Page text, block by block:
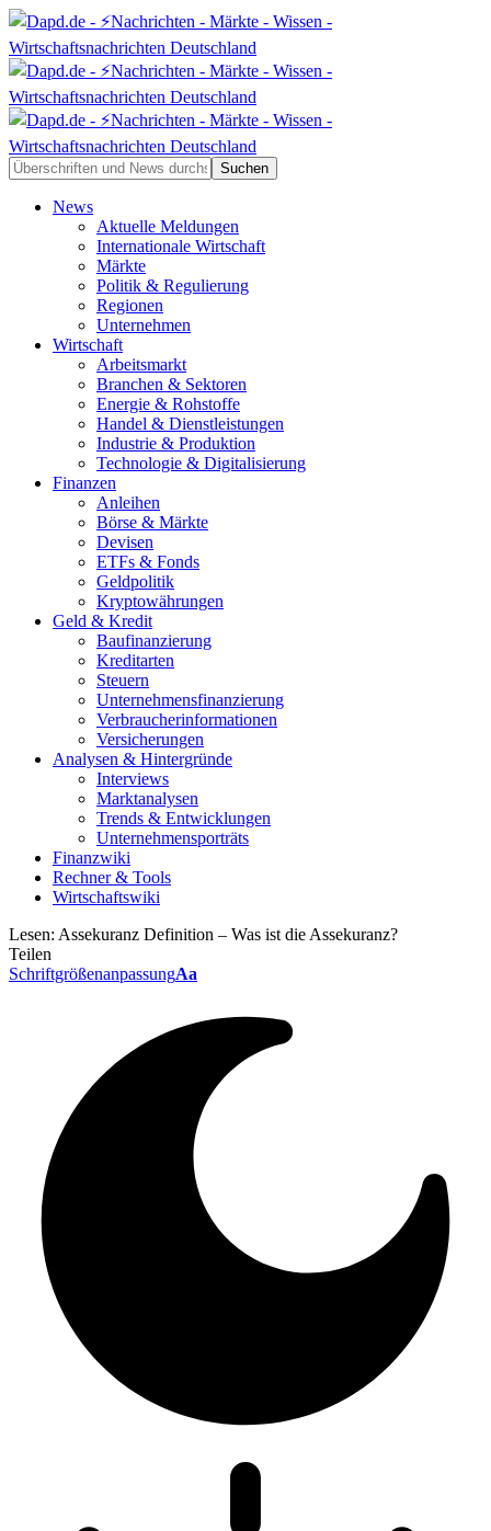
News
Aktuelle Meldungen
Internationale Wirtschaft
Märkte
Politik & Regulierung
Regionen
Unternehmen
Wirtschaft
Arbeitsmarkt
Branchen & Sektoren
Energie & Rohstoffe
Handel & Dienstleistungen
Industrie & Produktion
Technologie & Digitalisierung
Finanzen
Anleihen
Börse & Märkte
Devisen
ETFs & Fonds
Geldpolitik
Kryptowährungen
Geld & Kredit
Baufinanzierung
Kreditarten
Steuern
Unternehmensfinanzierung
Verbraucherinformationen
Versicherungen
Analysen & Hintergründe
Interviews
Marktanalysen
Trends & Entwicklungen
Unternehmensporträts
Finanzwiki
Rechner & Tools
Wirtschaftswiki
Lesen: Assekuranz Definition – Was ist die Assekuranz?
Teilen
SchriftgrößenanpassungAa